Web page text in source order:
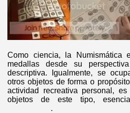
Como ciencia, la Numismática
medallas desde su
descriptiva. Igualmente, se
otros objetos de forma o
actividad recreativa personal,
objetos de este tipo,
.
DEL PERÚ
NATURALES DEL PERU
AMENAZADA DEL PERÚ
EL PROCESO DE
DE LA REPÚBLICA -